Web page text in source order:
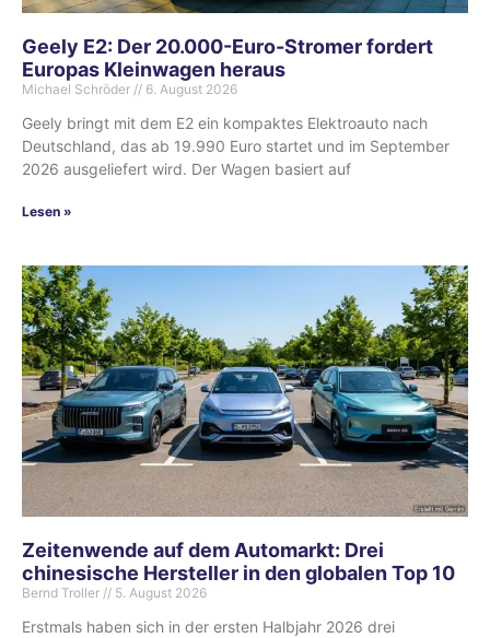
Geely E2: Der 20.000-Euro-Stromer fordert
Europas Kleinwagen heraus
Michael Schröder 6. August 2026
Geely bringt mit dem E2 ein kompaktes Elektroauto nach
Deutschland, das ab 19.990 Euro startet und im September
2026 ausgeliefert wird. Der Wagen basiert auf
Lesen »
Zeitenwende auf dem Automarkt: Drei
chinesische Hersteller in den globalen Top 10
Bernd Troller 5. August 2026
Erstmals haben sich in der ersten Halbjahr 2026 drei